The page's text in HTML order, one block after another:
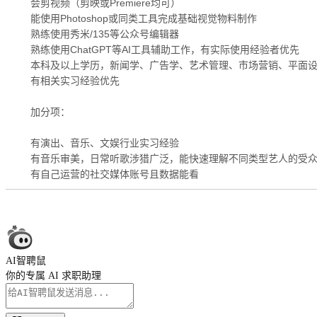
会剪视频（剪映或Premiere均可）
能使用Photoshop或同类工具完成基础视觉物料制作
熟练使用秀米/135等公众号编辑器
熟练使用ChatGPT等AI工具辅助工作，有实际使用经验者优先
本科及以上学历，新闻学、广告学、艺术管理、市场营销、平面
有相关实习经验优先
加分项：
有演出、音乐、文娱行业实习经验
有音乐审美，日常听歌涉猎广泛，能快速理解不同类型艺人的受
有自己运营的社交媒体账号且数据能看
AI智聘鼠
你的专属 AI 求职助理